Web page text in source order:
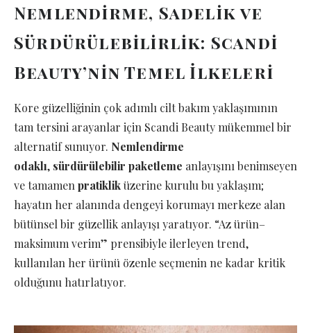
Nemlendirme, Sadelik ve
Sürdürülebilirlik: Scandi
Beauty’nin Temel İlkeleri
Kore güzelliğinin çok adımlı cilt bakım yaklaşımının
tam tersini arayanlar için Scandi Beauty mükemmel bir
alternatif sunuyor. Nemlendirme
odaklı, sürdürülebilir paketleme anlayışını benimseyen
ve tamamen pratikliküzerine kurulu bu yaklaşım;
hayatın her alanında dengeyi korumayı merkeze alan
bütünsel bir güzellik anlayışı yaratıyor. “Az ürün–
maksimum verim” prensibiyle ilerleyen trend,
kullanılan her ürünü özenle seçmenin ne kadar kritik
olduğunu hatırlatıyor.